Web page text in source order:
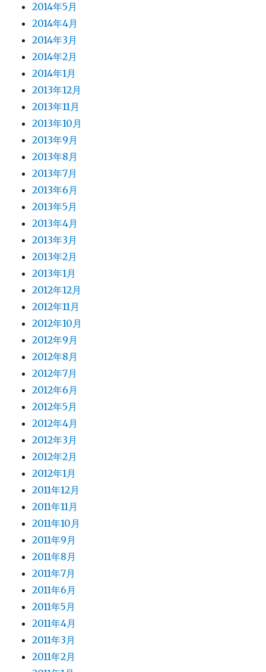
2014年5月
2014年4月
2014年3月
2014年2月
2014年1月
2013年12月
2013年11月
2013年10月
2013年9月
2013年8月
2013年7月
2013年6月
2013年5月
2013年4月
2013年3月
2013年2月
2013年1月
2012年12月
2012年11月
2012年10月
2012年9月
2012年8月
2012年7月
2012年6月
2012年5月
2012年4月
2012年3月
2012年2月
2012年1月
2011年12月
2011年11月
2011年10月
2011年9月
2011年8月
2011年7月
2011年6月
2011年5月
2011年4月
2011年3月
2011年2月